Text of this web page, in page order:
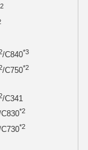
/C840*3
/C750*2
/C341
*2
*2